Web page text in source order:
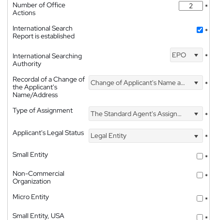
Number of Office
Actions
*
International Search
Report is established
*
International Searching
Authority
EPO *
Recordal of a Change of
the Applicant's
Name/Address
Change of Applicant's Name and Address *
Type of Assignment The Standard Agent's Assignment
*
Applicant's Legal Status
Legal Entity
*
Small Entity
*
Non-Commercial
Organization
*
Micro Entity
*
Small Entity, USA